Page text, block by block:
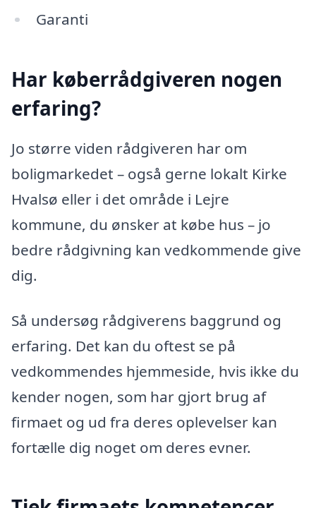
Garanti
Har køberrådgiveren nogen
erfaring?
Jo større viden rådgiveren har om
boligmarkedet – også gerne lokalt Kirke
Hvalsø eller i det område i Lejre
kommune, du ønsker at købe hus – jo
bedre rådgivning kan vedkommende give
dig.
Så undersøg rådgiverens baggrund og
erfaring. Det kan du oftest se på
vedkommendes hjemmeside, hvis ikke du
kender nogen, som har gjort brug af
firmaet og ud fra deres oplevelser kan
fortælle dig noget om deres evner.